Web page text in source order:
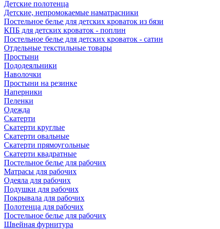
Детские полотенца
Детские, непромокаемые наматрасники
Постельное белье для детских кроваток из бязи
КПБ для детских кроваток - поплин
Постельное белье для детских кроваток - сатин
Отдельные текстильные товары
Простыни
Пододеяльники
Наволочки
Простыни на резинке
Наперники
Пеленки
Одежда
Скатерти
Скатерти круглые
Скатерти овальные
Скатерти прямоугольные
Скатерти квадратные
Постельное белье для рабочих
Матрасы для рабочих
Одеяла для рабочих
Подушки для рабочих
Покрывала для рабочих
Полотенца для рабочих
Постельное белье для рабочих
Швейная фурнитура